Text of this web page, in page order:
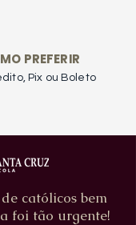
PREFERIR
Pix ou Boleto
católicos bem
foi tão urgente!